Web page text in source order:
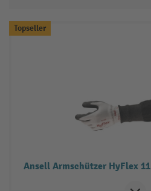
Topseller
Ansell Armschützer HyFlex 11